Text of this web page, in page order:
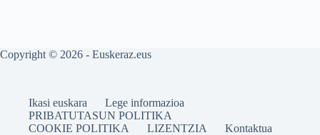
Copyright © 2026 - Euskeraz.eus
Ikasi euskara
Lege informazioa
PRIBATUTASUN POLITIKA
COOKIE POLITIKA
LIZENTZIA Kontaktua